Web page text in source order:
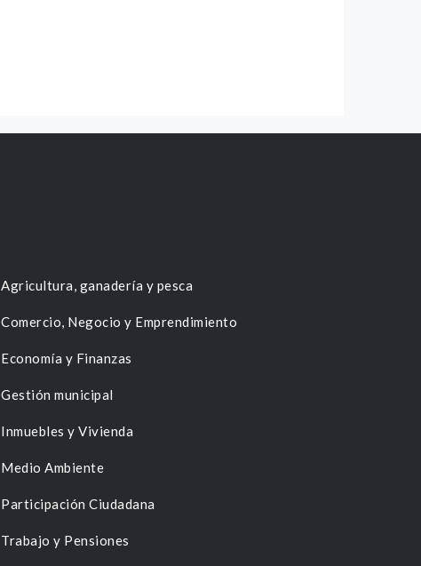
Agricultura, ganadería y pesca
Comercio, Negocio y Emprendimiento
Economía y Finanzas
Gestión municipal
Inmuebles y Vivienda
Medio Ambiente
Participación Ciudadana
Trabajo y Pensiones